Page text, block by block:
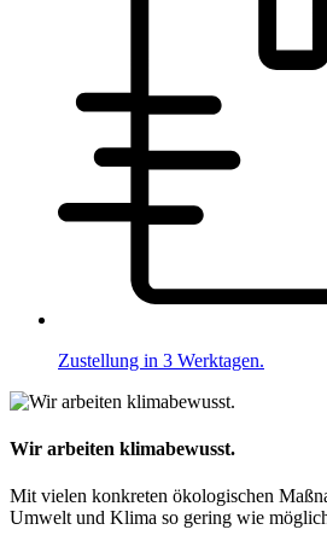
Zustellung in 3 Werktagen.
Wir arbeiten klimabewusst.
Mit vielen konkreten ökologischen
Umwelt und Klima so gering wie